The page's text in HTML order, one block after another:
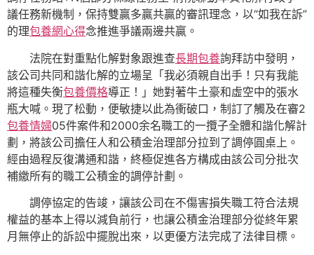
議任務新機制，保持雙贏多贏共贏的審訊理念，以“如我在訴”
的理包養網心得念推進爭議兩邊共贏。
法院在對重點化解對象跟進查長期包養詢拜訪中發明，
該公司共同和諧化解的立場呈「我必須親自出手！只有我能
將這種失衡包養價格導正！」她對著牛土豪和虛空中的張水
瓶大喊。現了松動，便敏捷以此為衝破口，制訂了觸及在審2
包養情婦05件案件和2000余名職工的一攬子全體和諧化解計
劃，將該公司擔任人和公積金治理部分拉到了調停圓桌上。
經由過程反復溝通和諧，終極促進各方構成由該公司分批次
補繳所有的職工公積金的調停計劃。
調停協定的告竣，讓該公司在不傷害損失職工符合法規
權益的基本上得以減負前行，也讓公積金治理部分從終年累
月無停止的訴訟中擺脫出來，以更優方法完成了法律目標。